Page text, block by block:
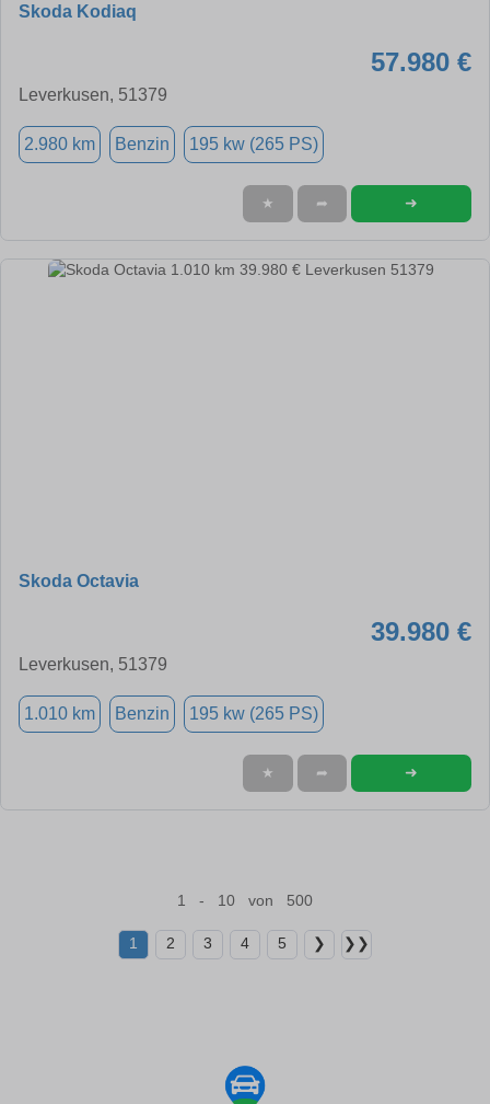
Skoda Kodiaq
57.980 €
Leverkusen, 51379
2.980 km Benzin 195 kw (265 PS)
★ ➦ ➜
Skoda Octavia
39.980 €
Leverkusen, 51379
1.010 km Benzin 195 kw (265 PS)
★ ➦ ➜
1 - 10 von 500
1 2 3 4 5 ❯ ❯❯